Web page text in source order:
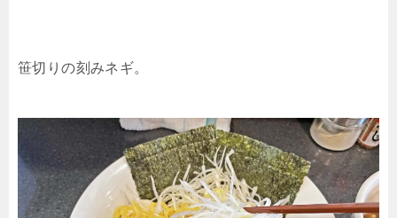
笹切りの刻みネギ。